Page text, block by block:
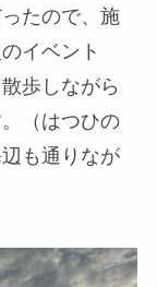
たので、施
イベント
歩しながら
（はつひの
も通りなが